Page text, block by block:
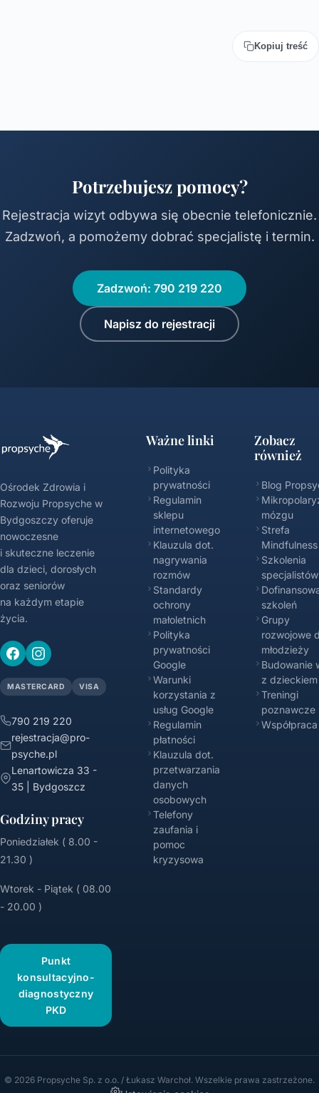
Kopiuj treść
Potrzebujesz pomocy?
Rejestracja wizyt odbywa się obecnie telefonicznie.
Zadzwoń, a pomożemy dobrać specjalistę i termin.
Zadzwoń: 790 219 220
Napisz do rejestracji
Ośrodek Zdrowia i
Rozwoju Propsyche w
Bydgoszczy oferuje
nowoczesne
i skuteczne leczenie
dla dzieci, dorosłych
oraz seniorów
na każdym etapie
życia.
MASTERCARD VISA
790 219 220
rejestracja@pro-
psyche.pl
Lenartowicza 33 -
35 | Bydgoszcz
Godziny pracy
Poniedziałek ( 8.00 -
21.30 )
Wtorek - Piątek ( 08.00
- 20.00 )
Punkt
konsultacyjno-
diagnostyczny
PKD
Ważne linki
Polityka
prywatności
Regulamin
sklepu
internetowego
Klauzula dot.
nagrywania
rozmów
Standardy
ochrony
małoletnich
Polityka
prywatności
Google
Warunki
korzystania z
usług Google
Regulamin
płatności
Klauzula dot.
przetwarzania
danych
osobowych
Telefony
zaufania i
pomoc
kryzysowa
Zobacz
również
Blog
mózgu
Strefa
Mindfulness
Szkolenia
specjalistów
szkoleń
Grupy
rozwojowe
młodzieży
Budowanie
z dzieckiem
Treningi
poznawcze
Współpraca
© 2026 Propsyche Sp. z o.o. / Łukasz Warchoł. Wszelkie prawa zastrzeżone.